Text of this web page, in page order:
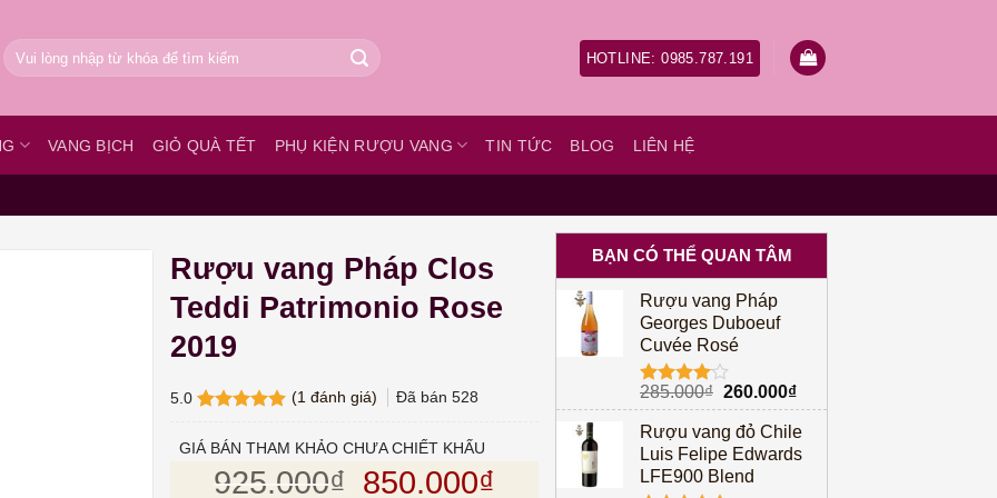
Tìm
kiếm:
HOTLINE: 0985.787.191
VANG BỊCH GIỎ QUÀ TẾT PHỤ KIỆN RƯỢU VANG TIN TỨC BLOG LIÊN HỆ
BẠN CÓ THỂ QUAN TÂM
Rượu vang Pháp
Georges Duboeuf
Cuvée Rosé
Được
xếp hạng
4.005
sao
285.000₫ Giá
gốc
là:
285.000₫.
260.000₫Giá
hiện
tại
là:
Rượu vang đỏ Chile
Luis Felipe Edwards
LFE900 Blend
Rượu vang Pháp Clos
Teddi Patrimonio Rose
2019
5.0
dựa trên
(1 đánh giá) Đã bán 528
GIÁ BÁN THAM KHẢO CHƯA CHIẾT KHẤU
925.000₫ Giá gốc là: 925.000₫.
850.000₫ Giá hiện tại là: 850.000₫.